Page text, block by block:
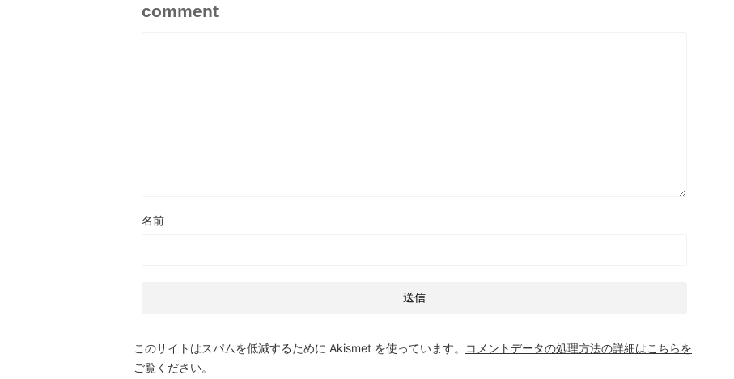
comment
名前
このサイトはスパムを低減するために Akismet を使っています。
コメントデータの処理方法の詳細はこちらを
ご覧ください。